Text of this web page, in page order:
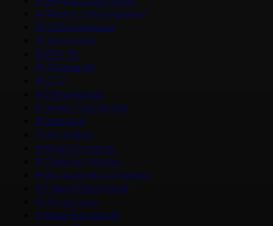
# Федор Добронравов
# Обзор фильма
# Фонд Кино
# РЕН ТВ
# Домашний
# СТС
# Пятый канал
# Чайка Терешкова
# Невский
# Интервью
# Юрий Стоянов
#Лариса Гузеева
# История его служанки
# Павел Прилучный
#Актер кино
# Иван Янковский